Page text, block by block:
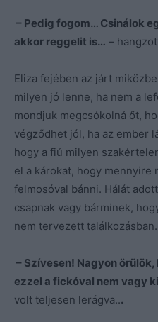
– Pedig fogom… Csinálok
akkor reggelit is… –
Eliza fejében az járt
milyen jó lenne, ha nem a
mondjuk megcsókolná őt,
végződhet jól, ha az ember
hogy a fiú milyen
el a károkat, hogy mennyire
felmosóval bánni. Hálát
csapnak vagy bárminek,
nem tervezett találkozásban.
– Szívesen! Nagyon
ezzel a fickóval nem vagy
volt teljesen lerágva...